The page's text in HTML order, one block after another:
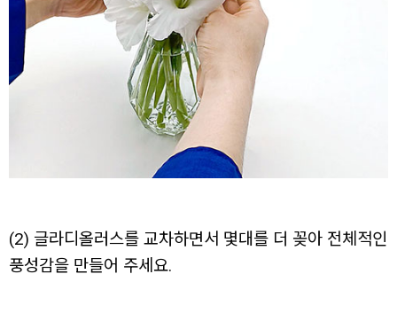
(2) 글라디올러스를 교차하면서 몇대를 더 꽂아 전체적인
풍성감을 만들어 주세요.